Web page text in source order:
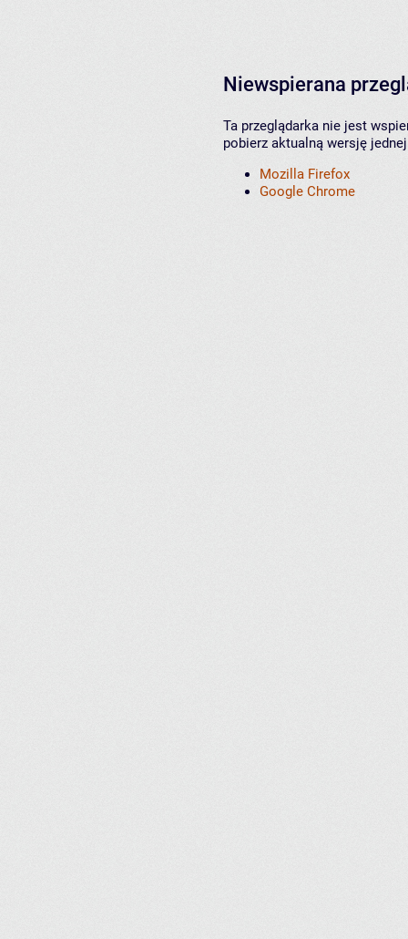
Niewspierana
Ta przeglądarka nie jest
pobierz aktualną wersję
Mozilla Firefox
Google Chrome